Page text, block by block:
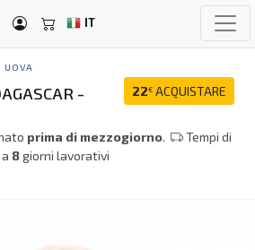
IT
UOVA
22€ ACQUISTARE
-
prima di mezzogiorno.
Tempi di
a 8giorni lavorativi